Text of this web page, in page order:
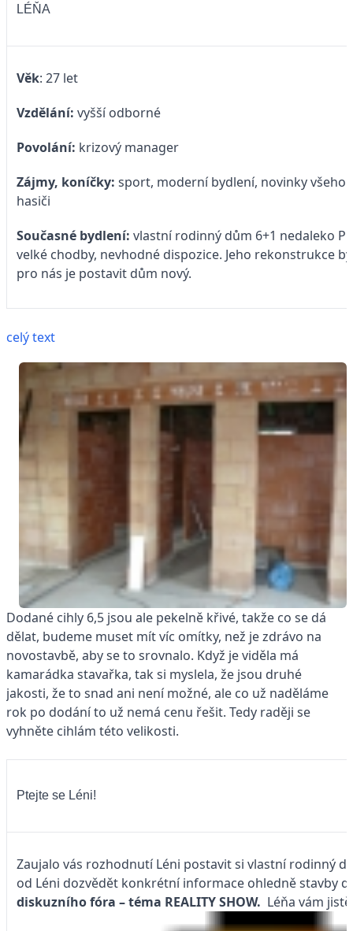
LÉŇA
Věk: 27 let
Vzdělání: vyšší odborné
Povolání: krizový manager
Zájmy, koníčky: sport, moderní bydlení, novinky
hasiči
Současné bydlení: vlastní rodinný dům 6+1 nedaleko
velké chodby, nevhodné dispozice. Jeho rekonstrukce
pro nás je postavit dům nový.
celý text
Dodané cihly 6,5 jsou ale pekelně křivé, takže co se dá
dělat, budeme muset mít víc omítky, než je zdrávo na
novostavbě, aby se to srovnalo. Když je viděla má
kamarádka stavařka, tak si myslela, že jsou druhé
jakosti, že to snad ani není možné, ale co už naděláme
rok po dodání to už nemá cenu řešit. Tedy raději se
vyhněte cihlám této velikosti.
Ptejte se Léni!
Zaujalo vás rozhodnutí Léni postavit si vlastní rodinný
od Léni dozvědět konkrétní informace ohledně stavby
diskuzního fóra – téma REALITY SHOW. Léňa vám